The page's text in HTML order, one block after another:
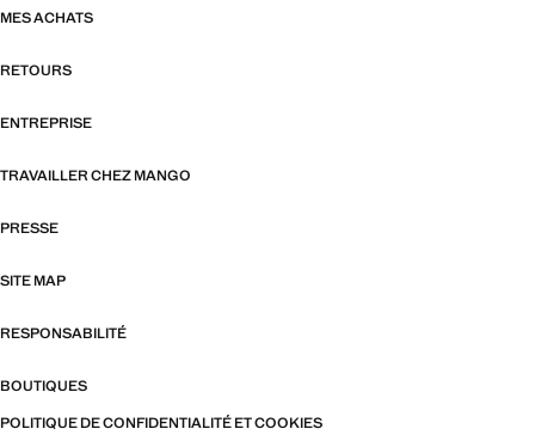
MES ACHATS
RETOURS
ENTREPRISE
TRAVAILLER CHEZ MANGO
PRESSE
SITE MAP
RESPONSABILITÉ
BOUTIQUES
POLITIQUE DE CONFIDENTIALITÉ ET COOKIES